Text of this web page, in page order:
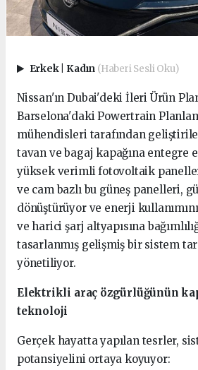
Erkek Kadın (Haberi Sesli Oku)
Nissan'ın Dubai'deki İleri Ürün
Barselona'daki Powertrain
mühendisleri tarafından
tavan ve bagaj kapağına entegre
yüksek verimli fotovoltaik
ve cam bazlı bu güneş panelleri,
dönüştürüyor ve enerji
ve harici şarj altyapısına
tasarlanmış gelişmiş bir sistem
yönetiliyor.
Elektrikli araç özgürlüğünün
teknoloji
Gerçek hayatta yapılan tesrler,
potansiyelini ortaya koyuyor: